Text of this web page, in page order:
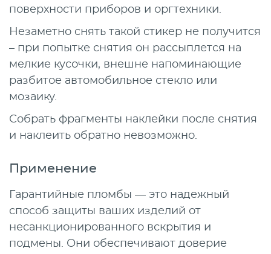
поверхности приборов и оргтехники.
Незаметно снять такой стикер не получится
– при попытке снятия он рассыплется на
мелкие кусочки, внешне напоминающие
разбитое автомобильное стекло или
мозаику.
Собрать фрагменты наклейки после снятия
и наклеить обратно невозможно.
Применение
Гарантийные пломбы — это надежный
способ защиты ваших изделий от
несанкционированного вскрытия и
подмены. Они обеспечивают доверие